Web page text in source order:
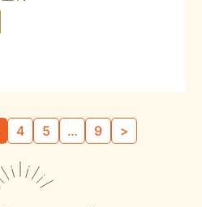
4 5 … 9 >